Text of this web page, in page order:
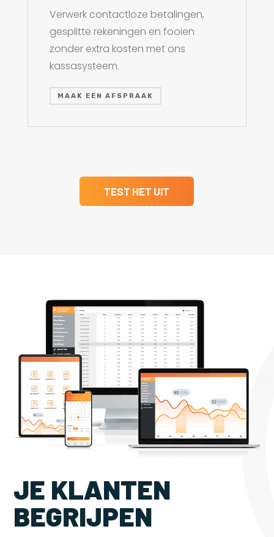
Verwerk contactloze betalingen,
gesplitte rekeningen en fooien
zonder extra kosten met ons
kassasysteem.
MAAK EEN AFSPRAAK
TEST HET UIT
JE KLANTEN
BEGRIJPEN